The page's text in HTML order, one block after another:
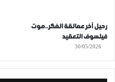
رحيل آخر عمالقة الفكر..موت
فيلسوف التعقيد
30/05/2026